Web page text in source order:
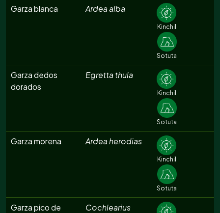
Garza blanca Ardea alba
Kinchil
Sotuta
Garza dedos
dorados
Egretta thula
Kinchil
Sotuta
Garza morena Ardea herodias
Kinchil
Sotuta
Garza pico de
Cochlearius